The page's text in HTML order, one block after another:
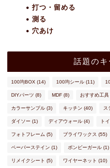
打つ・留める
測る
穴あけ
話題のキ
100均BOX (14) 100均シール (11)
DIYパーツ (8) MDF (8) おすすめ工具
カラーサンプル (3) キッチン (40) ス
ダイソー (1) ディアウォール (4) ト
フォトフレーム (5) ブライワックス (55)
ペーパーステイン (1) ボンビーガール (1)
リメイクシート (5) ワイヤーネット (10)